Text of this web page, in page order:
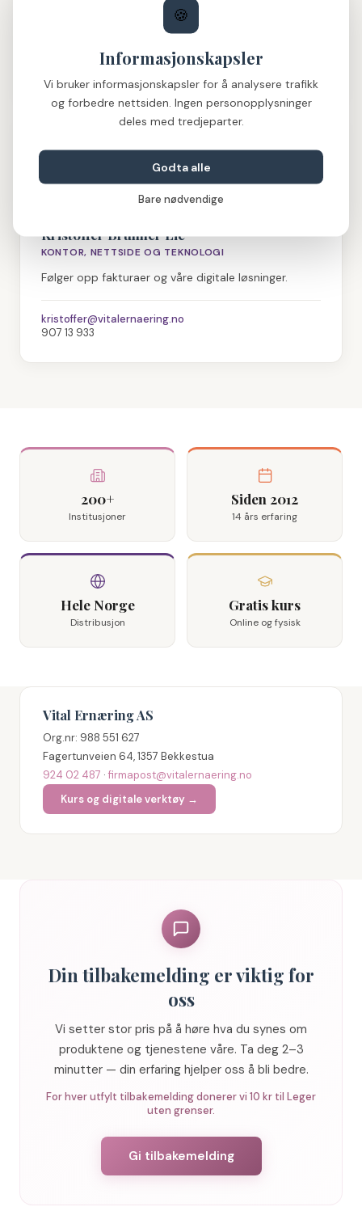
virksomheten og det faglige arbeidet.
heidi@vitalernaering.no
Kristoffer Brunner Lie
KONTOR, NETTSIDE OG TEKNOLOGI
Følger opp fakturaer og våre digitale løsninger.
kristoffer@vitalernaering.no
907 13 933
200+
Institusjoner
Siden 2012
14 års erfaring
Hele Norge
Distribusjon
Gratis kurs
Online og fysisk
Vital Ernæring AS
Org.nr: 988 551 627
Fagertunveien 64, 1357 Bekkestua
924 02 487 · firmapost@vitalernaering.no
Kurs og digitale verktøy →
Din tilbakemelding er viktig for
oss
Vi setter stor pris på å høre hva du synes om
produktene og tjenestene våre. Ta deg 2–3
minutter — din erfaring hjelper oss å bli bedre.
For hver utfylt tilbakemelding donerer vi 10 kr til Leger
uten grenser.
Gi tilbakemelding
🍪
Informasjonskapsler
Vi bruker informasjonskapsler for å analysere trafikk
og forbedre nettsiden. Ingen personopplysninger
deles med tredjeparter.
Godta alle
Bare nødvendige